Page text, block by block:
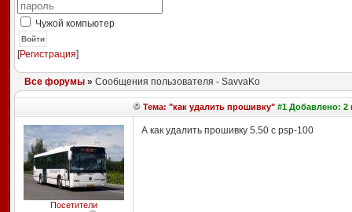
Чужой компьютер
Войти
[Регистрация]
Все форумы» Сообщения пользователя - SavvaKo
Тема: "как удалить прошивку"#1 Добавлено: 2
Посетители
А как удалить прошивку 5.50 с psp-100